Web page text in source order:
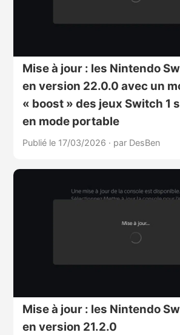
Mise à jour : les Nintendo
en version 22.0.0 avec un
« boost » des jeux Switch 1
en mode portable
Publié le 17/03/2026 · par DesBen
Mise à jour : les Nintendo
en version 21.2.0